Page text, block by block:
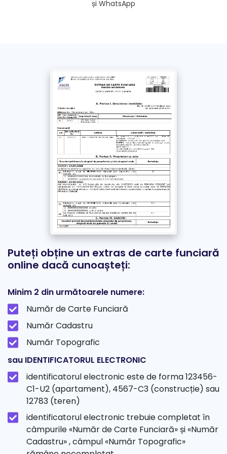
Fără această opțiune, extrasul se trimite doar pe e-
Condițiile
acestui site. Împuternicesc un
reprezentant Extras-rapid.ro să solicite în
Plăteștecu Cardul >69Lei+ TVA
Plătește prinbancă>69Lei+ TVA
și WhatsApp
Puteți obține un extras de carte funciară
online dacă cunoașteți:
Minim 2 din următoarele numere:
Număr de Carte Funciară
Număr Cadastru
Număr Topografic
sau IDENTIFICATORUL ELECTRONIC
identificatorul electronic este de forma 123456-
C1-U2 (apartament), 4567-C3 (construcție) sau
12783 (teren)
identificatorul electronic trebuie completat în
câmpurile «Număr de Carte Funciară» și «Număr
Cadastru» , câmpul «Număr Topografic»